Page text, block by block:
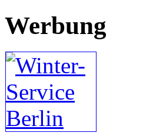
Werbung